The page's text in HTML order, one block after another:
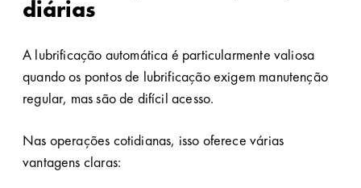
diárias
A lubrificação automática é particularmente valiosa
quando os pontos de lubrificação exigem manutenção
regular, mas são de difícil acesso.
Nas operações cotidianas, isso oferece várias
vantagens claras: